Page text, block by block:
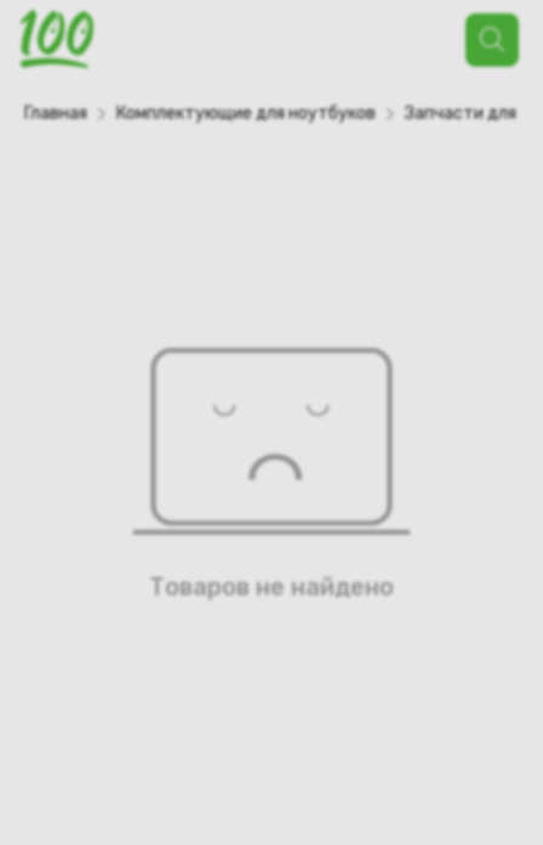
Поиск
товаров
Главная Комплектующие для ноутбуков Запчасти для
Товаров не найдено